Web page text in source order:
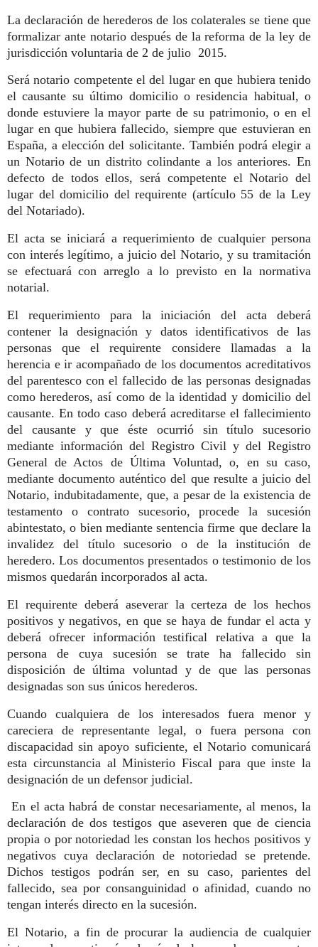
La declaración de herederos de los colaterales se tiene que
formalizar ante notario después de la reforma de la ley de
jurisdicción voluntaria de 2 de julio 2015.
Será notario competente el del lugar en que hubiera tenido
el causante su último domicilio o residencia habitual, o
donde estuviere la mayor parte de su patrimonio, o en el
lugar en que hubiera fallecido, siempre que estuvieran en
España, a elección del solicitante. También podrá elegir a
un Notario de un distrito colindante a los anteriores. En
defecto de todos ellos, será competente el Notario del
lugar del domicilio del requirente (artículo 55 de la Ley
del Notariado).
El acta se iniciará a requerimiento de cualquier persona
con interés legítimo, a juicio del Notario, y su tramitación
se efectuará con arreglo a lo previsto en la normativa
notarial.
El requerimiento para la iniciación del acta deberá
contener la designación y datos identificativos de las
personas que el requirente considere llamadas a la
herencia e ir acompañado de los documentos acreditativos
del parentesco con el fallecido de las personas designadas
como herederos, así como de la identidad y domicilio del
causante. En todo caso deberá acreditarse el fallecimiento
del causante y que éste ocurrió sin título sucesorio
mediante información del Registro Civil y del Registro
General de Actos de Última Voluntad, o, en su caso,
mediante documento auténtico del que resulte a juicio del
Notario, indubitadamente, que, a pesar de la existencia de
testamento o contrato sucesorio, procede la sucesión
abintestato, o bien mediante sentencia firme que declare la
invalidez del título sucesorio o de la institución de
heredero. Los documentos presentados o testimonio de los
mismos quedarán incorporados al acta.
El requirente deberá aseverar la certeza de los hechos
positivos y negativos, en que se haya de fundar el acta y
deberá ofrecer información testifical relativa a que la
persona de cuya sucesión se trate ha fallecido sin
disposición de última voluntad y de que las personas
designadas son sus únicos herederos.
Cuando cualquiera de los interesados fuera menor y
careciera de representante legal, o fuera persona con
discapacidad sin apoyo suficiente, el Notario comunicará
esta circunstancia al Ministerio Fiscal para que inste la
designación de un defensor judicial.
En el acta habrá de constar necesariamente, al menos, la
declaración de dos testigos que aseveren que de ciencia
propia o por notoriedad les constan los hechos positivos y
negativos cuya declaración de notoriedad se pretende.
Dichos testigos podrán ser, en su caso, parientes del
fallecido, sea por consanguinidad o afinidad, cuando no
tengan interés directo en la sucesión.
El Notario, a fin de procurar la audiencia de cualquier